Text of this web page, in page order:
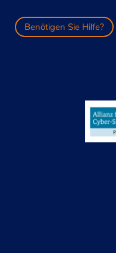
Benötigen Sie Hilfe?